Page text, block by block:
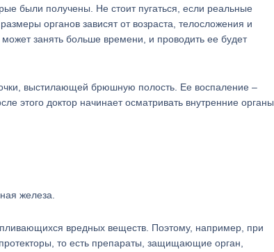
были получены. Не стоит пугаться, если реальные
органов зависят от возраста, телосложения и
занять больше времени, и проводить ее будет
выстилающей брюшную полость. Ее воспаление –
этого доктор начинает осматривать внутренние органы.
железа.
вредных веществ. Поэтому, например, при
то есть препараты, защищающие орган,